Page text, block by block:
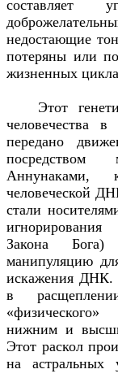
недостающие
потеряны или
жизненных
Этот
человечества
передано
посредством
Аннунаками,
человеческой
стали
Закона Бога)
манипуляцию
искажения ДНК.
в
нижним и
Этот раскол
на